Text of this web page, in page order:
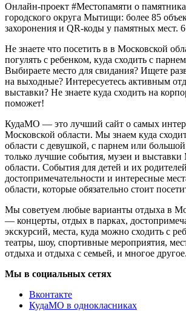
Онлайн-проект #Местопамяти о
городского округа Мытищи: более 85
захоронения и QR-коды у памятных мест.
Не знаете что посетить в в Московской
погулять с ребенком, куда сходить с
Выбираете место для свидания? Ищете
на выходные? Интересуетесь активным
выставки? Не знаете куда сходить на
поможет!
КудаМО — это лучший сайт о самых
Московской области. Мы знаем куда
области с девушкой, с парнем или
только лучшие события, музеи и выставки
области. События для детей и их
достопримечательности и интересные
области, которые обязательно стоит
Мы советуем любые варианты отдыха в
— концерты, отдых в парках,
экскурсий, места, куда можно сходить с
театры, шоу, спортивные мероприятия,
отдыха и отдыха с семьей, и многое другое.
Мы в социальных сетях
Вконтакте
КудаМО в однокласниках